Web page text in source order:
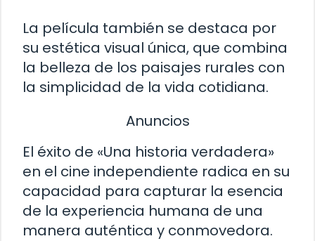
La película también se destaca por
su estética visual única, que combina
la belleza de los paisajes rurales con
la simplicidad de la vida cotidiana.
Anuncios
El éxito de «Una historia verdadera»
en el cine independiente radica en su
capacidad para capturar la esencia
de la experiencia humana de una
manera auténtica y conmovedora.